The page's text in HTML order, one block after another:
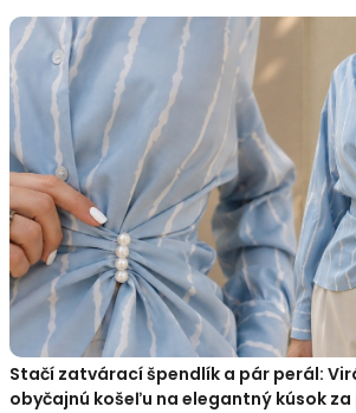
Stačí zatvárací špendlík a pár perál:
obyčajnú košeľu na elegantný kúsok za